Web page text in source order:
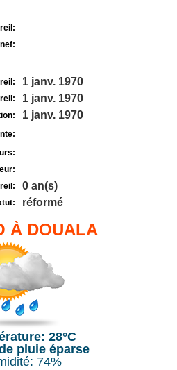
1 janv. 1970
1 janv. 1970
1 janv. 1970
0 an(s)
réformé
À DOUALA
28°C
pluie éparse
74%